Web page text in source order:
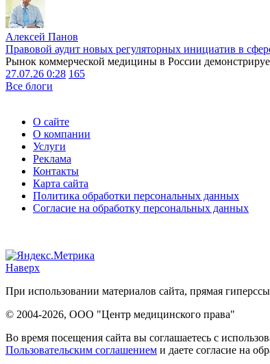
Алексей Панов
Правовой аудит новых регуляторных инициатив в
Рынок коммерческой медицины в России
27.07.26 0:28 165
Все блоги
О сайте
О компании
Услуги
Реклама
Контакты
Карта сайта
Политика обработки персональных данных
Согласие на обработку персональных данных
Наверх
При использовании материалов сайта, прямая
© 2004-2026, ООО "Центр медицинского права"
Во время посещения сайта вы соглашаетесь с
Пользовательским соглашением и даете согласие на